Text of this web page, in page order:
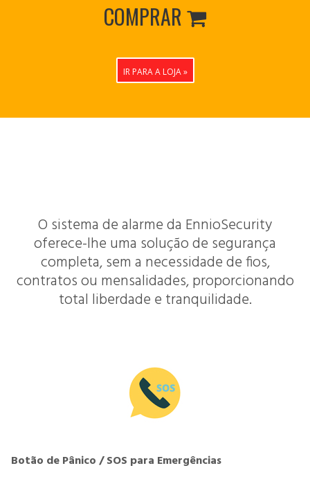
COMPRAR 
IR PARA A LOJA »
O sistema de alarme da EnnioSecurity
oferece-lhe uma solução de segurança
completa, sem a necessidade de fios,
contratos ou mensalidades, proporcionando
total liberdade e tranquilidade.
Botão de Pânico / SOS para Emergências